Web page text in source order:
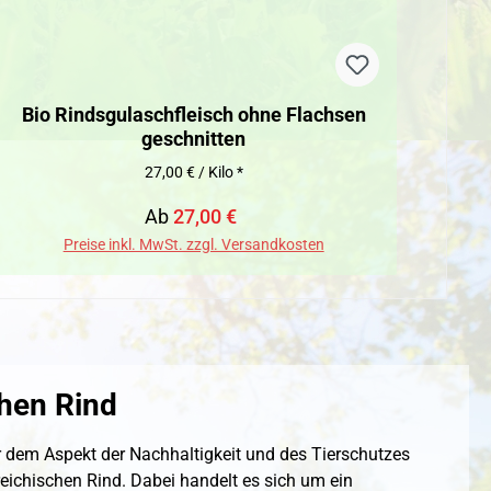
Bio Rindsgulaschfleisch ohne Flachsen
geschnitten
27,00 € / Kilo *
Verkaufspreis:
Ab27,00 €
Preise inkl. MwSt. zzgl. Versandkosten
Rind
Aspekt der Nachhaltigkeit und des Tierschutzes
Rind. Dabei handelt es sich um ein